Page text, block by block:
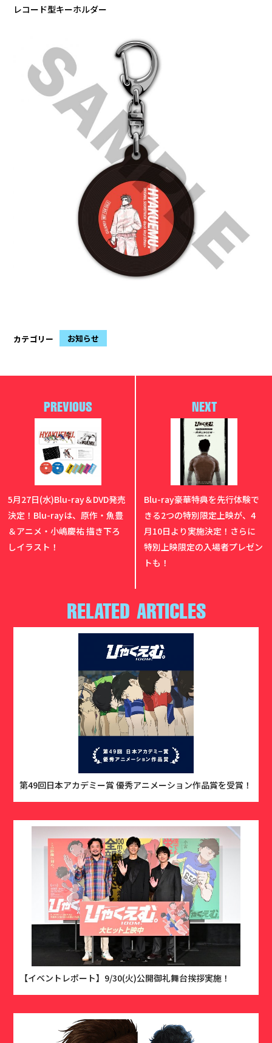
レコード型キーホルダー
カテゴリー お知らせ
PREVIOUS
5月27日(水)Blu-ray＆DVD発売
決定！Blu-rayは、原作・魚豊
＆アニメ・小嶋慶祐 描き下ろ
しイラスト！
NEXT
Blu-ray豪華特典を先行体験で
きる2つの特別限定上映が、4
月10日より実施決定！さらに
特別上映限定の入場者プレゼン
トも！
RELATED ARTICLES
第49回日本アカデミー賞​ 優秀アニメーション作品賞を受賞！
【イベントレポート】9/30(火)公開御礼舞台挨拶実施！